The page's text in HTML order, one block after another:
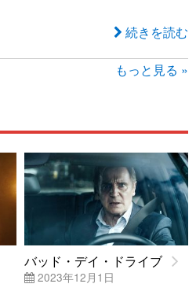
続きを読む
もっと見る »
バッド・デイ・ドライブ
2023年12月1日